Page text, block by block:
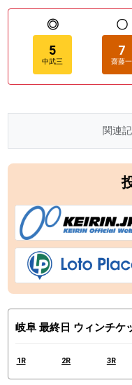
◎
5
中武三
〇
7
齋藤一
関連
岐阜 最終日 ウィンチケ
1R 2R 3R